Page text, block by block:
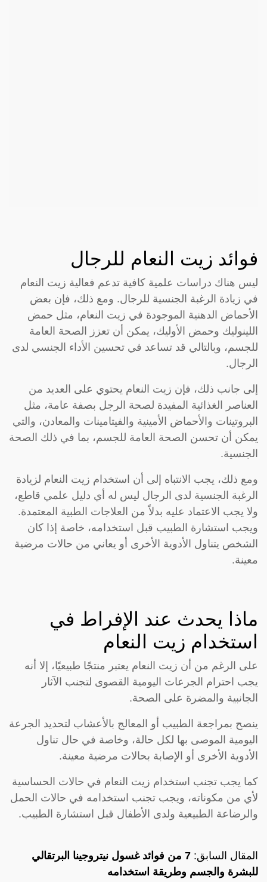
فوائد زيت النعام للرجال
ليس هناك دراسات علمية كافية تدعم فعالية زيت النعام
في زيادة الرغبة الجنسية للرجال. ومع ذلك، فإن بعض
الأحماض الدهنية الموجودة في زيت النعام، مثل حمض
اللينوليك وحمض الأوليك، يمكن أن تعزز الصحة العامة
للجسم، وبالتالي قد تساعد في تحسين الأداء الجنسي لدى
الرجال.
إلى جانب ذلك، فإن زيت النعام يحتوي على العديد من
العناصر الغذائية المفيدة لصحة الرجل بصفة عامة، مثل
البروتينات والأحماض الأمينية والفيتامينات والمعادن، والتي
يمكن أن تحسن الصحة العامة للجسم، بما في ذلك الصحة
الجنسية.
ومع ذلك، يجب الانتباه إلى أن استخدام زيت النعام لزيادة
الرغبة الجنسية لدى الرجال ليس له أي دليل علمي قاطع،
ولا يجب الاعتماد عليه بدلاً من العلاجات الطبية المعتمدة.
ويجب استشارة الطبيب قبل استخدامه، خاصة إذا كان
الشخص يتناول الأدوية الأخرى أو يعاني من حالات مرضية
معينة.
ماذا يحدث عند الإفراط في
استخدام زيت النعام
على الرغم من أن زيت النعام يعتبر منتجًا طبيعيًا، إلا أنه
يجب احترام الجرعات اليومية القصوى لتجنب الآثار
الجانبية والمضرة على الصحة.
ينصح بمراجعة الطبيب أو المعالج بالأعشاب لتحديد الجرعة
اليومية الموصى بها لكل حالة، وخاصة في حال تناول
الأدوية الأخرى أو الإصابة بحالات مرضية معينة.
كما يجب تجنب استخدام زيت النعام في حالات الحساسية
لأي من مكوناته، ويجب تجنب استخدامه في حالات الحمل
والرضاعة الطبيعية ولدى الأطفال قبل استشارة الطبيب.
المقال السابق:
7 من فوائد غسول نيتروجينا البرتقالي
للبشرة والجسم وطريقة استخدامه